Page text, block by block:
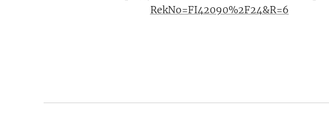
RekNo=FI42090%2F24&R=6